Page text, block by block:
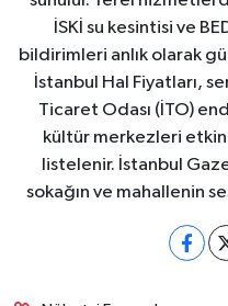
İSKİ su kesintisi ve
bildirimleri anlık olarak
İstanbul Hal Fiyatları,
Ticaret Odası (İTO)
kültür merkezleri
listelenir. İstanbul
sokağın ve mahallenin